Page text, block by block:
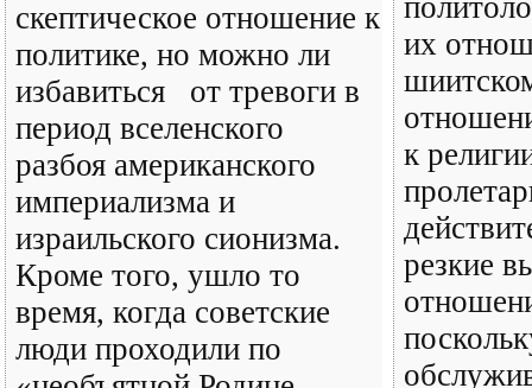
скептическое отношение к
политике, но можно ли
избавиться от тревоги в
период вселенского
разбоя американского
империализма и
израильского сионизма.
Кроме того, ушло то
время, когда советские
люди проходили по
их
к
резкие